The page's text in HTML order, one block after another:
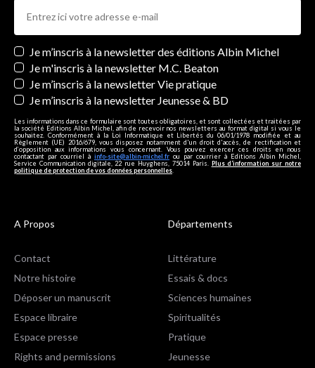
Newsletters
Je m’inscris à la newsletter des éditions Albin Michel
Je m'inscris à la newsletter M.C. Beaton
Je m’inscris à la newsletter Vie pratique
Je m’inscris à la newsletter Jeunesse & BD
Les informations dans ce formulaire sont toutes obligatoires, et sont collectées et traitées par
la société Editions Albin Michel, afin de recevoir nos newsletters au format digital si vous le
souhaitez. Conformément à la Loi Informatique et Libertés du 06/01/1978 modifiée et au
Règlement (UE) 2016/679, vous disposez notamment d'un droit d'accès, de rectification et
d’opposition aux informations vous concernant. Vous pouvez exercer ces droits en nous
contactant par courriel à info-site@albin-michel.fr ou par courrier à Editions Albin Michel,
Service Communication digitale, 22 rue Huyghens, 75014 Paris. Plus d’information sur notre
politique de protection de vos données personnelles.
A Propos
Contact
Notre histoire
Déposer un manuscrit
Espace libraire
Espace presse
Rights and permissions
Départements
Littérature
Essais & docs
Sciences humaines
Spiritualités
Pratique
Jeunesse